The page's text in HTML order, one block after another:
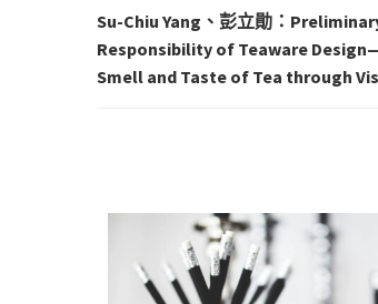
Su-Chiu Yang、彭立勛：
Responsibility of Teaware
Smell and Taste of Tea through